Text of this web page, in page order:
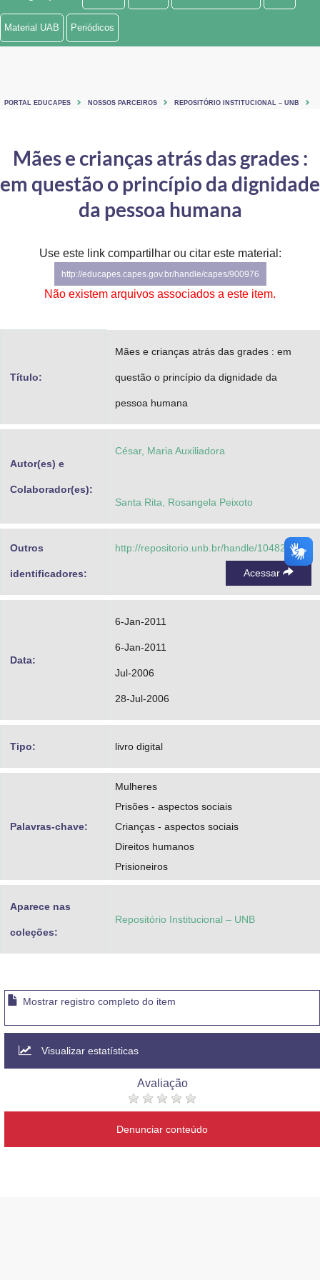
Ministério de Minas e Energia
Controladoria-Geral da União
Ministério da Mulher, da Família e dos Direitos Humanos
Secretaria de Governo
Gabinete de Segurança Institucional
Material UAB Periódicos
PORTAL EDUCAPES NOSSOS PARCEIROS REPOSITÓRIO INSTITUCIONAL – UNB
Mães e crianças atrás das grades :
em questão o princípio da dignidade
da pessoa humana
Use este link compartilhar ou citar este material:
http://educapes.capes.gov.br/handle/capes/900976
Não existem arquivos associados a este item.
Título:
Mães e crianças atrás das grades : em
questão o princípio da dignidade da
pessoa humana
Autor(es) e
Colaborador(es):
César, Maria Auxiliadora
Santa Rita, Rosangela Peixoto
Outros
identificadores:
http://repositorio.unb.br/handle/10482/6377
Acessar
Data:
6-Jan-2011
6-Jan-2011
Jul-2006
28-Jul-2006
Tipo: livro digital
Palavras-chave:
Mulheres
Prisões - aspectos sociais
Crianças - aspectos sociais
Direitos humanos
Prisioneiros
Aparece nas
coleções:
Repositório Institucional – UNB
Mostrar registro completo do item
Visualizar estatísticas
Avaliação
Denunciar conteúdo